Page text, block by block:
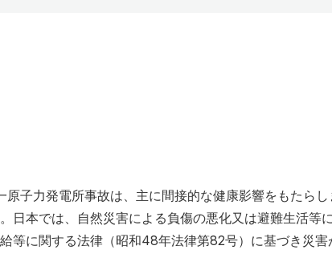
子力発電所事故は、主に間接的な健康影響をもたらし
日本では、自然災害による負傷の悪化又は避難生活等
等に関する法律（昭和48年法律第82号）に基づき災害